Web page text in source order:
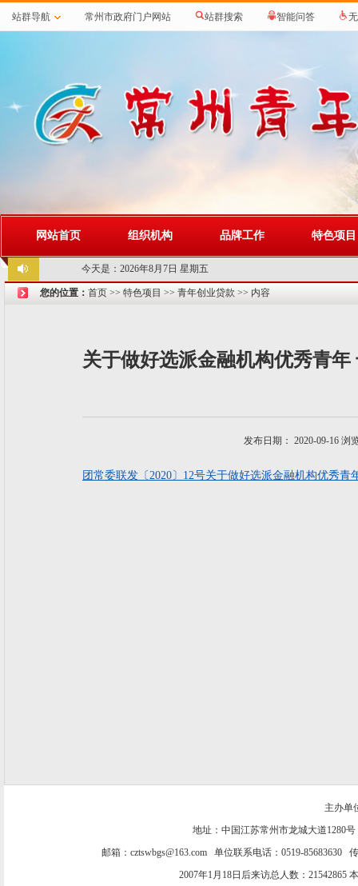
站群导航 常州市政府门户网站 站群搜索 智能问答
网站首页 组织机构 品牌工作 特色项目
今天是： 2026年8月7日 星期五
您的位置： 首页 >> 特色项目 >> 青年创业贷款 >> 内容
关于做好选派金融机构优秀青
发布日期： 2020-09-16 浏
团常委联发〔2020〕12号关于做好选派金融机构优秀
主办单
地址：中国江苏常州市龙城大道1280
邮箱：cztswbgs@163.com 单位联系电话：0519-85683630
2007年1月18日后来访总人数：21542865